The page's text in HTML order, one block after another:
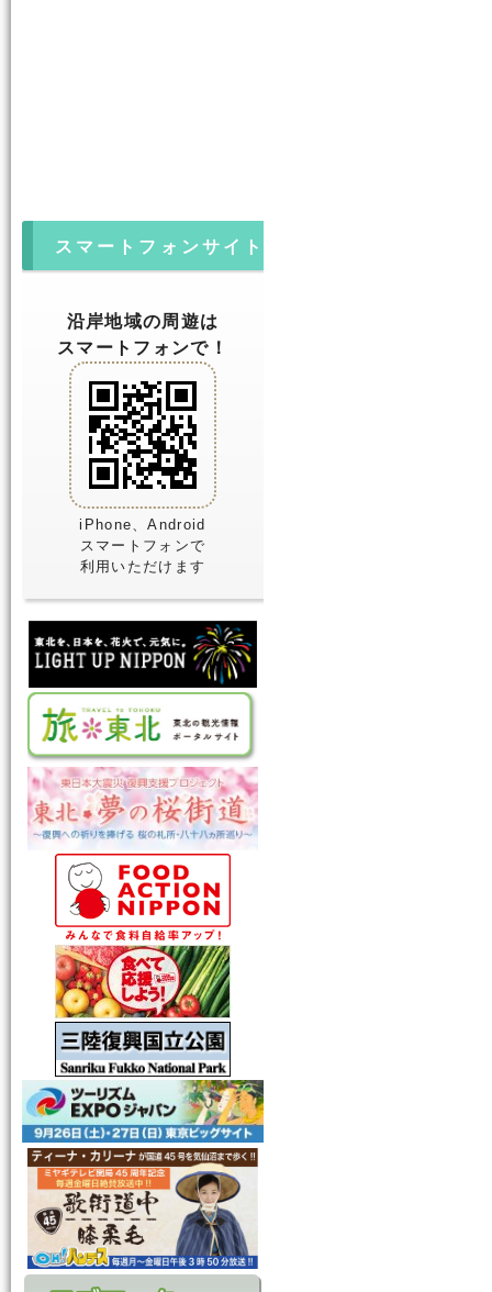
スマートフォンサイト
沿岸地域の周遊は
スマートフォンで！
iPhone、Android
スマートフォンで
利用いただけます